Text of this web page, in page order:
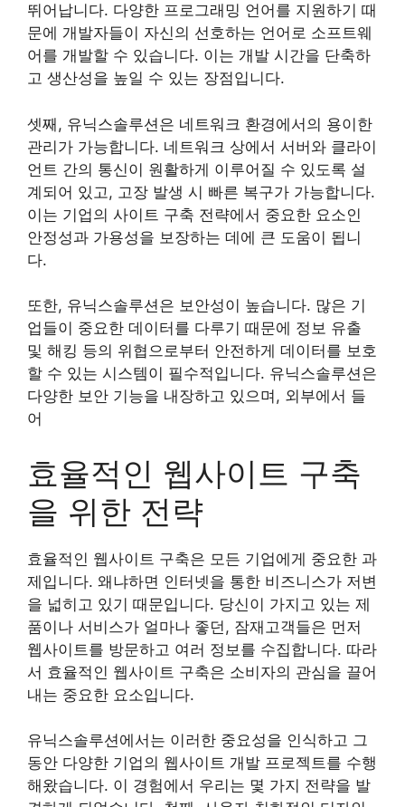
뛰어납니다. 다양한 프로그래밍 언어를 지원하기 때
문에 개발자들이 자신의 선호하는 언어로 소프트웨
어를 개발할 수 있습니다. 이는 개발 시간을 단축하
고 생산성을 높일 수 있는 장점입니다.
셋째, 유닉스솔루션은 네트워크 환경에서의 용이한
관리가 가능합니다. 네트워크 상에서 서버와 클라이
언트 간의 통신이 원활하게 이루어질 수 있도록 설
계되어 있고, 고장 발생 시 빠른 복구가 가능합니다.
이는 기업의 사이트 구축 전략에서 중요한 요소인
안정성과 가용성을 보장하는 데에 큰 도움이 됩니
다.
또한, 유닉스솔루션은 보안성이 높습니다. 많은 기
업들이 중요한 데이터를 다루기 때문에 정보 유출
및 해킹 등의 위협으로부터 안전하게 데이터를 보호
할 수 있는 시스템이 필수적입니다. 유닉스솔루션은
다양한 보안 기능을 내장하고 있으며, 외부에서 들
어
효율적인 웹사이트 구축
을 위한 전략
효율적인 웹사이트 구축은 모든 기업에게 중요한 과
제입니다. 왜냐하면 인터넷을 통한 비즈니스가 저변
을 넓히고 있기 때문입니다. 당신이 가지고 있는 제
품이나 서비스가 얼마나 좋던, 잠재고객들은 먼저
웹사이트를 방문하고 여러 정보를 수집합니다. 따라
서 효율적인 웹사이트 구축은 소비자의 관심을 끌어
내는 중요한 요소입니다.
유닉스솔루션에서는 이러한 중요성을 인식하고 그
동안 다양한 기업의 웹사이트 개발 프로젝트를 수행
해왔습니다. 이 경험에서 우리는 몇 가지 전략을 발